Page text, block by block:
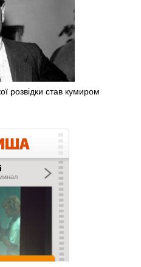
розвідки став кумиром